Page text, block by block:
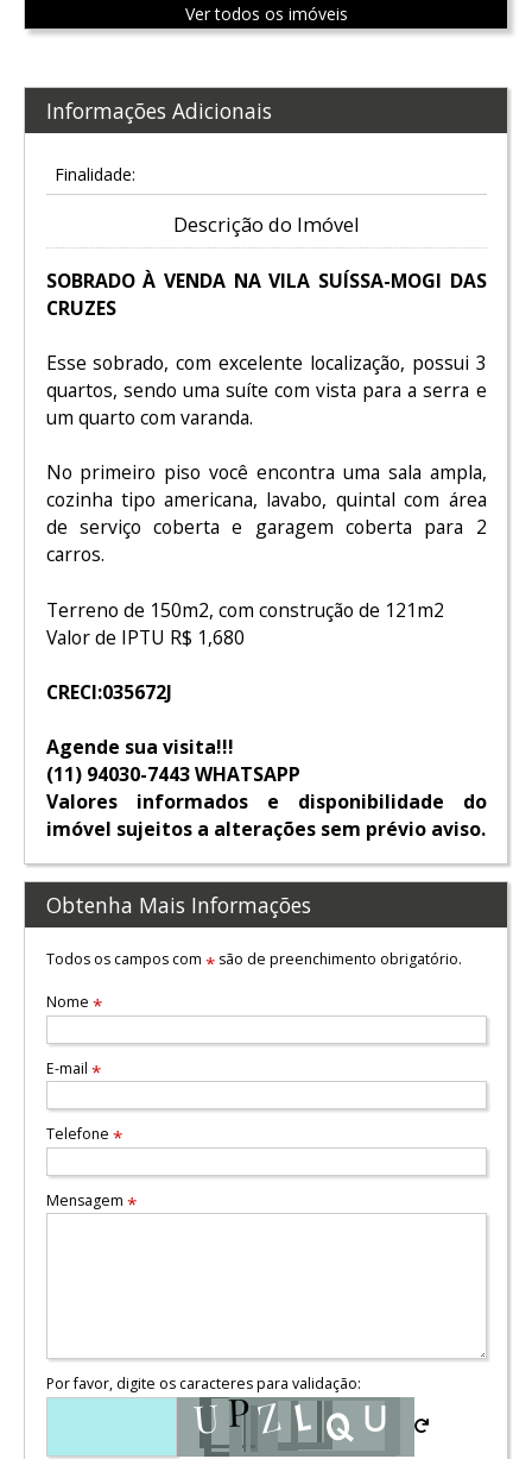
Ver todos os imóveis
Informações Adicionais
Finalidade:
Descrição do Imóvel
SOBRADO À VENDA NA VILA SUÍSSA-MOGI DAS
CRUZES
Esse sobrado, com excelente localização, possui 3
quartos, sendo uma suíte com vista para a serra e
um quarto com varanda.
No primeiro piso você encontra uma sala ampla,
cozinha tipo americana, lavabo, quintal com área
de serviço coberta e garagem coberta para 2
carros.
Terreno de 150m2, com construção de 121m2
Valor de IPTU R$ 1,680
CRECI:035672J
Agende sua visita!!!
(11) 94030-7443 WHATSAPP
Valores informados e disponibilidade do
imóvel sujeitos a alterações sem prévio aviso.
Obtenha Mais Informações
Todos os campos com *são de preenchimento obrigatório.
Nome *
E-mail *
Telefone *
Mensagem *
Por favor, digite os caracteres para validação: